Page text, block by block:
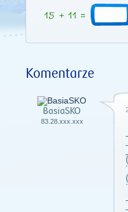
Komentarze
BasiaSKO
83.28.xxx.xxx